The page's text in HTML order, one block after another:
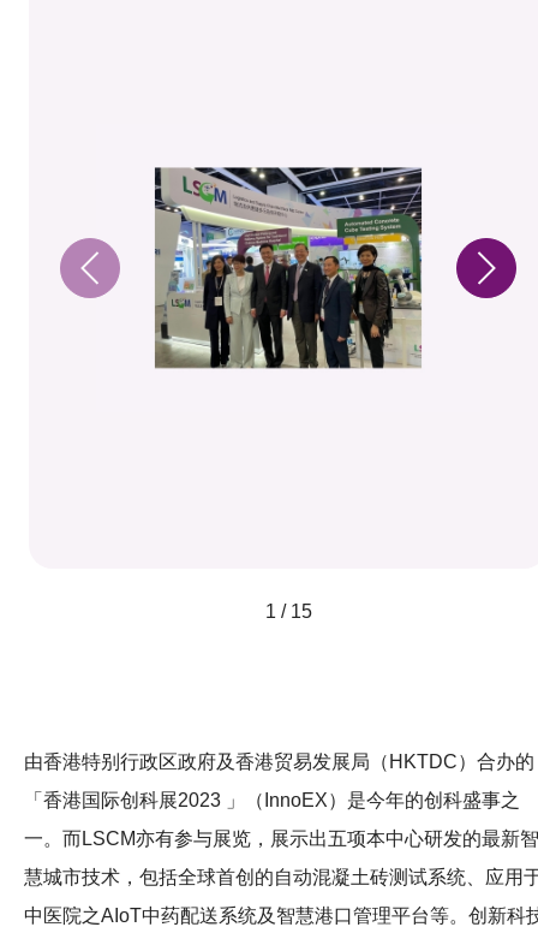
1 / 15
由香港特别行政区政府及香港贸易发展局（HKTDC）合办的
「香港国际创科展2023 」（InnoEX）是今年的创科盛事之
一。而LSCM亦有参与展览，展示出五项本中心研发的最新智
慧城市技术，包括全球首创的自动混凝土砖测试系统、应用
中医院之AIoT中药配送系统及智慧港口管理平台等。创新科